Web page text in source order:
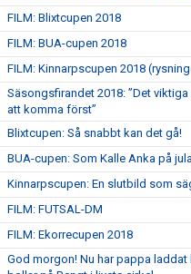
FILM: Blixtcupen 2018
FILM: BUA-cupen 2018
FILM: Kinnarpscupen 2018
Säsongsfirandet 2018: ”Det
att komma först”
Blixtcupen: Så snabbt kan det gå!
BUA-cupen: Som Kalle Anka på
Kinnarpscupen: En slutbild som
FILM: FUTSAL-DM
FILM: Ekorrecupen 2018
God morgon! Nu har pappa